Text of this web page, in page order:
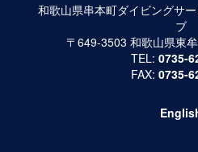
和歌山県串本町ダイビングサ
ブ
〒649-3503 和歌山県東
TEL: 0735-
FAX: 0735-